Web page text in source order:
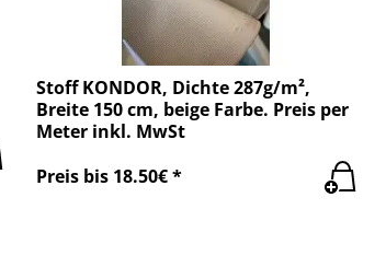
Stoff KONDOR, Dichte 287g/m²,
Breite 150 cm, beige Farbe. Preis per
Meter inkl. MwSt
Preis bis 18.50€ *